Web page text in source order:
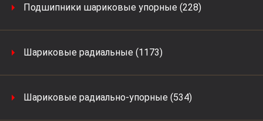
Подшипники шариковые упорные (228)
Шариковые радиальные (1173)
Шариковые радиально-упорные (534)